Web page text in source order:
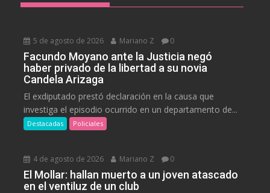
5 de agosto de 2026 Mariano Z 0
Facundo Moyano ante la Justicia negó
haber privado de la libertad a su novia
Candela Arizaga
El exdiputado prestó declaración en la causa que
investiga el episodio ocurrido en un departamento de...
Destacadas Policiales
4 de agosto de 2026 Mariano Z 0
El Mollar: hallan muerto a un joven atascado
en el ventiluz de un club